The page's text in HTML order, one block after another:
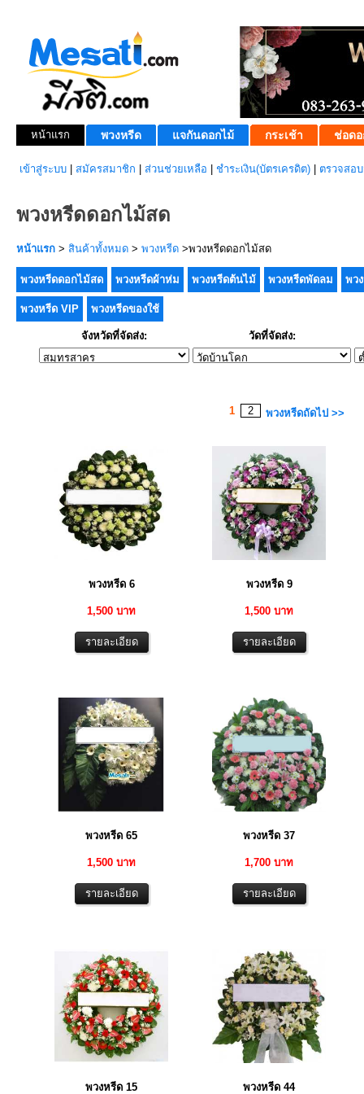
หน้าแรก พวงหรีด แจกันดอกไม้ กระเช้า ช่อดอ
เข้าสู่ระบบ สมัครสมาชิก ส่วนช่วยเหลือ ชำระเงิน(บัตรเครดิต) ตรวจสอ
พวงหรีดดอกไม้สด
หน้าแรก > สินค้าทั้งหมด > พวงหรีด >พวงหรีดดอกไม้สด
พวงหรีดดอกไม้สด พวงหรีดผ้าห่ม พวงหรีดต้นไม้ พวงหรีดพัดลม พว
พวงหรีด VIP พวงหรีดของใช้
จังหวัดที่จัดส่ง: วัดที่จัดส่ง:
1 2 พวงหรีดถัดไป >>
พวงหรีด 6
1,500 บาท
พวงหรีด 9
1,500 บาท
พวงหรีด 65
1,500 บาท
พวงหรีด 37
1,700 บาท
พวงหรีด 15 พวงหรีด 44